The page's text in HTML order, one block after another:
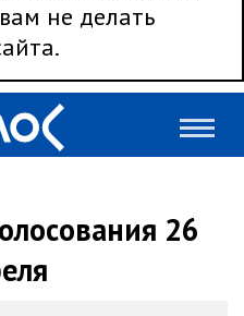
не делать
26